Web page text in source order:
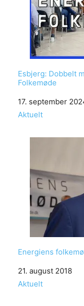
Esbjerg: Dobbelt
Folkemøde
Date
17. september
In relation to
Aktuelt
Energiens
Date
21. august 2018
In relation to
Aktuelt